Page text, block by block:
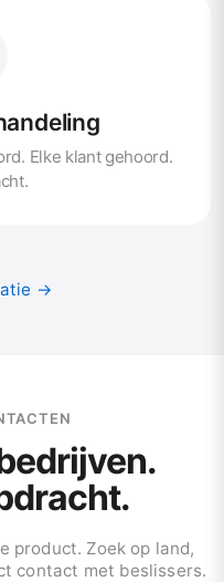
Elke klant gehoord.
→
product. Zoek op land,
contact met beslissers.